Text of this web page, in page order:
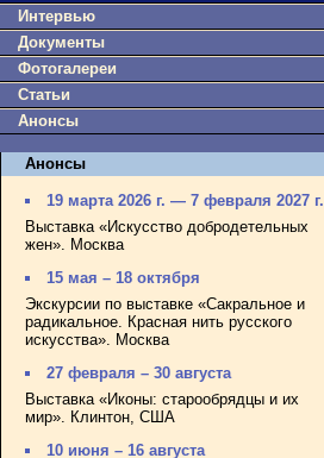
Интервью
Документы
Фотогалереи
Статьи
Анонсы
Анонсы
19 марта 2026 г. — 7 февраля 2027 г.
Выставка «Искусство добродетельных
жен». Москва
15 мая – 18 октября
Экскурсии по выставке «Сакральное и
радикальное. Красная нить русского
искусства». Москва
27 февраля – 30 августа
Выставка «Иконы: старообрядцы и их
мир». Клинтон, США
10 июня – 16 августа